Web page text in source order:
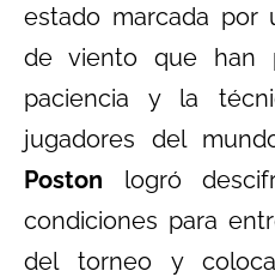
estado marcada por
de viento que han
paciencia y la
jugadores del
Poston logró
condiciones para
del torneo y